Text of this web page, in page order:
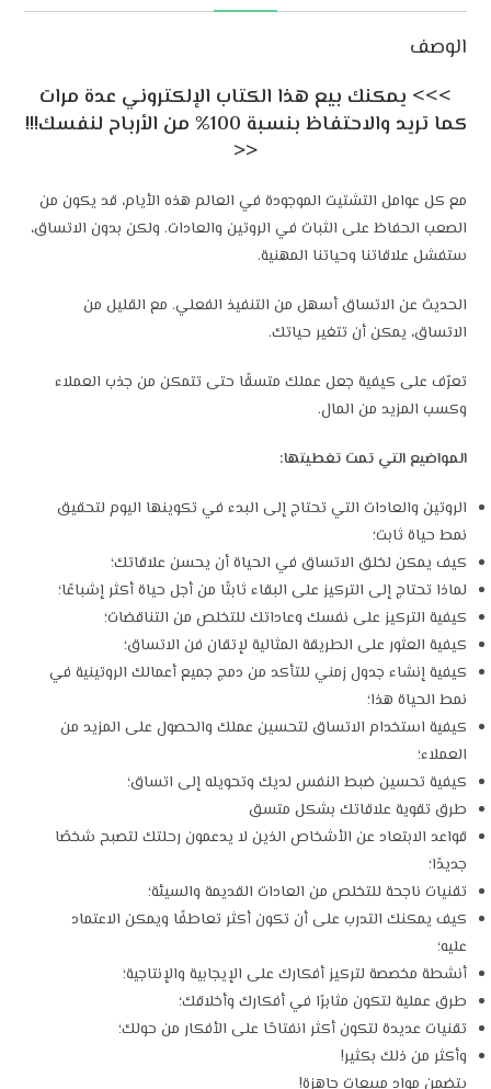
e
الوصف
>>> يمكنك بيع هذا الكتاب الإلكتروني عدة مرات
كما تريد والاحتفاظ بنسبة 100% من الأرباح لنفسك!!!
<<
مع كل عوامل التشتيت الموجودة في العالم هذه الأيام، قد يكون من
الصعب الحفاظ على الثبات في الروتين والعادات. ولكن بدون الاتساق،
ستفشل علاقاتنا وحياتنا المهنية.
الحديث عن الاتساق أسهل من التنفيذ الفعلي. مع القليل من
الاتساق، يمكن أن تتغير حياتك.
تعرّف على كيفية جعل عملك متسقًا حتى تتمكن من جذب العملاء
وكسب المزيد من المال.
المواضيع التي تمت تغطيتها:
الروتين والعادات التي تحتاج إلى البدء في تكوينها اليوم لتحقيق
نمط حياة ثابت؛
كيف يمكن لخلق الاتساق في الحياة أن يحسن علاقاتك؛
لماذا تحتاج إلى التركيز على البقاء ثابتًا من أجل حياة أكثر إشباعًا؛
كيفية التركيز على نفسك وعاداتك للتخلص من التناقضات؛
كيفية العثور على الطريقة المثالية لإتقان فن الاتساق؛
كيفية إنشاء جدول زمني للتأكد من دمج جميع أعمالك الروتينية في
نمط الحياة هذا؛
كيفية استخدام الاتساق لتحسين عملك والحصول على المزيد من
العملاء؛
كيفية تحسين ضبط النفس لديك وتحويله إلى اتساق؛
طرق تقوية علاقاتك بشكل متسق
قواعد الابتعاد عن الأشخاص الذين لا يدعمون رحلتك لتصبح شخصًا
جديدًا؛
تقنيات ناجحة للتخلص من العادات القديمة والسيئة؛
كيف يمكنك التدرب على أن تكون أكثر تعاطفًا ويمكن الاعتماد
عليه؛
أنشطة مخصصة لتركيز أفكارك على الإيجابية والإنتاجية؛
طرق عملية لتكون مثابرًا في أفكارك وأخلاقك؛
تقنيات عديدة لتكون أكثر انفتاحًا على الأفكار من حولك؛
وأكثر من ذلك بكثير!